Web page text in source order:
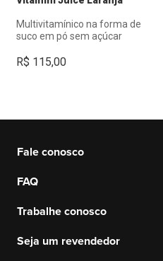
Multivitamínico na forma de
suco em pó sem açúcar
R$ 115,00
Fale conosco
FAQ
Trabalhe conosco
Seja um revendedor